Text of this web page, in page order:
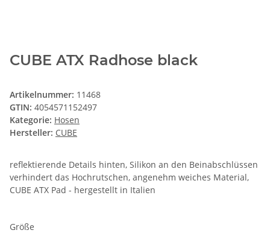
CUBE ATX Radhose black
Artikelnummer: 11468
GTIN: 4054571152497
Kategorie: Hosen
Hersteller: CUBE
reflektierende Details hinten, Silikon an den Beinabschlüssen
verhindert das Hochrutschen, angenehm weiches Material,
CUBE ATX Pad - hergestellt in Italien
Größe